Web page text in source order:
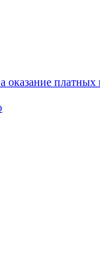
оказание платных